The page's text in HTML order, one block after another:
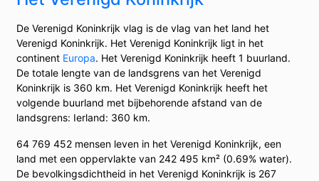
De Verenigd Koninkrijk vlag is de vlag van het land het
Verenigd Koninkrijk. Het Verenigd Koninkrijk ligt in het
continent Europa. Het Verenigd Koninkrijk heeft 1 buurland.
De totale lengte van de landsgrens van het Verenigd
Koninkrijk is 360 km. Het Verenigd Koninkrijk heeft het
volgende buurland met bijbehorende afstand van de
landsgrens: Ierland: 360 km.
64 769 452 mensen leven in het Verenigd Koninkrijk, een
land met een oppervlakte van 242 495 km² (0.69% water).
De bevolkingsdichtheid in het Verenigd Koninkrijk is 267